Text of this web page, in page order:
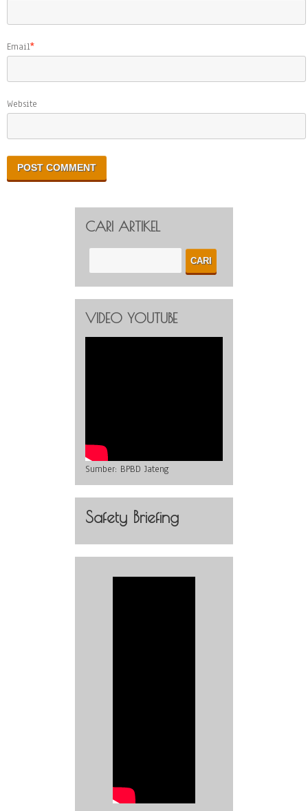
Email*
Website
CARI ARTIKEL
VIDEO YOUTUBE
Sumber: BPBD Jateng
Safety Briefing